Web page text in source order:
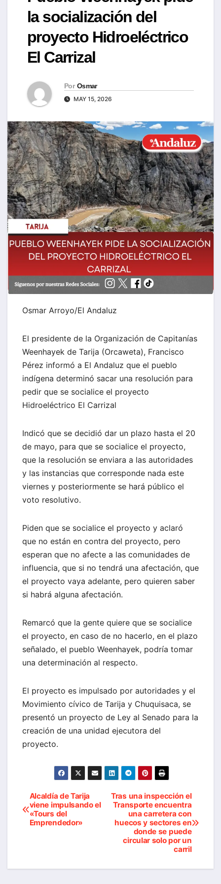
la socialización del
proyecto Hidroeléctrico
El Carrizal
Por Osmar
MAY 15, 2026
Osmar Arroyo/El Andaluz
El presidente de la Organización de Capitanías
Weenhayek de Tarija (Orcaweta), Francisco
Pérez informó a El Andaluz que el pueblo
indígena determinó sacar una resolución para
pedir que se socialice el proyecto
Hidroeléctrico El Carrizal
Indicó que se decidió dar un plazo hasta el 20
de mayo, para que se socialice el proyecto,
que la resolución se enviara a las autoridades
y las instancias que corresponde nada este
viernes y posteriormente se hará público el
voto resolutivo.
Piden que se socialice el proyecto y aclaró
que no están en contra del proyecto, pero
esperan que no afecte a las comunidades de
influencia, que si no tendrá una afectación, que
el proyecto vaya adelante, pero quieren saber
si habrá alguna afectación.
Remarcó que la gente quiere que se socialice
el proyecto, en caso de no hacerlo, en el plazo
señalado, el pueblo Weenhayek, podría tomar
una determinación al respecto.
El proyecto es impulsado por autoridades y el
Movimiento cívico de Tarija y Chuquisaca, se
presentó un proyecto de Ley al Senado para la
creación de una unidad ejecutora del
proyecto.
Navegación
de
Tras una inspección el
Transporte encuentra
una carretera con
huecos y sectores en
donde se puede
circular solo por un
carril
Alcaldía de Tarija
viene impulsando el
«Tours del
Emprendedor»